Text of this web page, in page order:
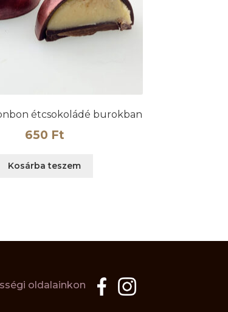
étcsokoládé burokban
650 Ft
Kosárba teszem
oldalainkon